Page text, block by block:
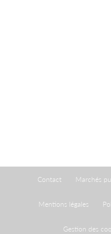
Contact Marchés
Mentions légales
Gestion des